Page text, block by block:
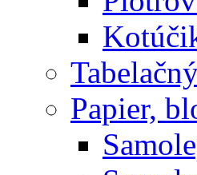
Papier,